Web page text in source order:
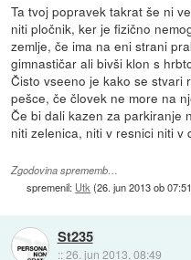
Ta tvoj popravek takrat še ni
niti pločnik, ker je fizično
zemlje, če ima na eni strani
gimnastičar ali bivši klon s
Čisto vseeno je kako se stvari
pešce, če človek ne more na
Če bi dali kazen za parkiranje
niti zelenica, niti v resnici niti v
Zgodovina sprememb…
spremenil: Utk (26. jun 2013 ob
St235
::26. jun 2013, 08:49